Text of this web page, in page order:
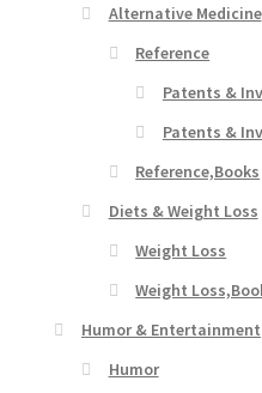
Alternative Medicine
Reference
Patents &
Patents &
Reference,Books
Diets & Weight Loss
Weight Loss
Weight
Humor & Entertainment
Humor